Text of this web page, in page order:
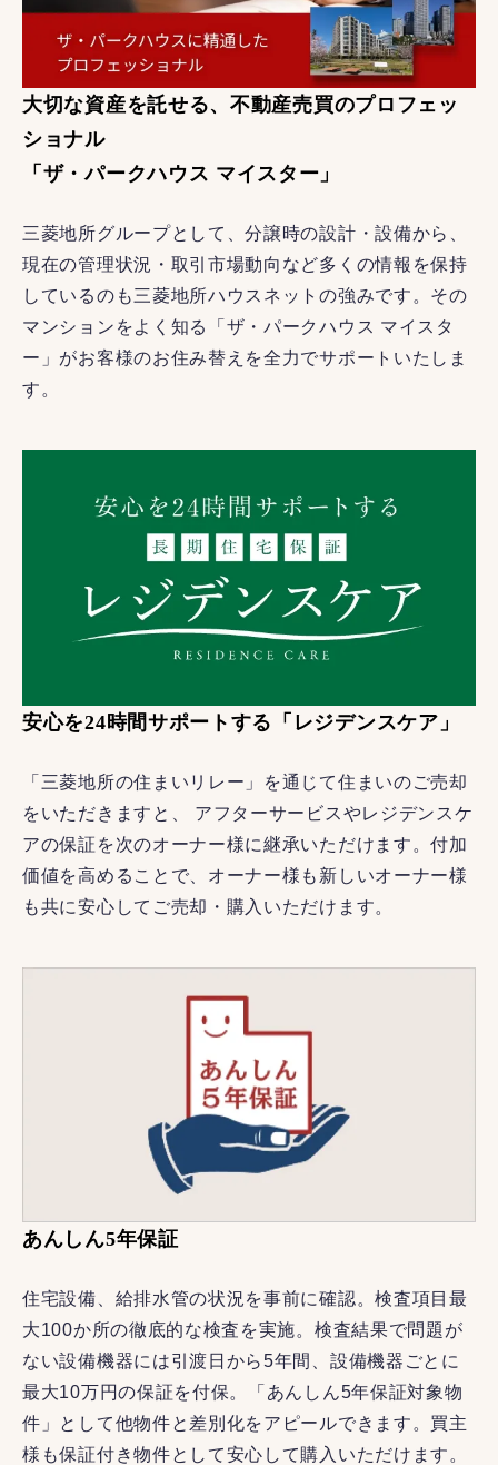
大切な資産を託せる、不動産売買のプロフェッ
ショナル
「ザ・パークハウス マイスター」
三菱地所グループとして、分譲時の設計・設備から、
現在の管理状況・取引市場動向など多くの情報を保持
しているのも三菱地所ハウスネットの強みです。その
マンションをよく知る「ザ・パークハウス マイスタ
ー」がお客様のお住み替えを全力でサポートいたしま
す。
安心を24時間サポートする「レジデンスケア」
「三菱地所の住まいリレー」を通じて住まいのご売却
をいただきますと、 アフターサービスやレジデンスケ
アの保証を次のオーナー様に継承いただけます。付加
価値を高めることで、オーナー様も新しいオーナー様
も共に安心してご売却・購入いただけます。
あんしん5年保証
住宅設備、給排水管の状況を事前に確認。検査項目最
大100か所の徹底的な検査を実施。検査結果で問題が
ない設備機器には引渡日から5年間、設備機器ごとに
最大10万円の保証を付保。「あんしん5年保証対象物
件」として他物件と差別化をアピールできます。買主
様も保証付き物件として安心して購入いただけます。